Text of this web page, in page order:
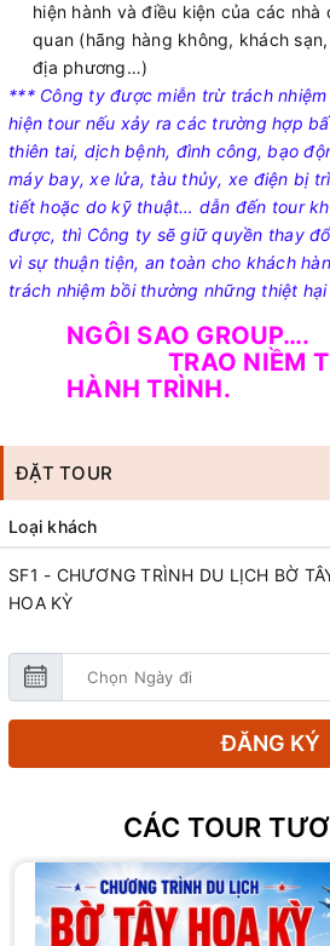
hiện hành và điều kiện của các
quan (hãng hàng không, khách
địa phương…)
*** Công ty được miễn trừ trách
hiện tour nếu xảy ra các trường hợp
thiên tai, dịch bệnh, đình công, bạo
máy bay, xe lửa, tàu thủy, xe điện bị
tiết hoặc do kỹ thuật… dẫn đến tour
được, thì Công ty sẽ giữ quyền thay
vì sự thuận tiện, an toàn cho khách
trách nhiệm bồi thường những thiệt
NGÔI SAO GROUP….
TRAO NIỀM
HÀNH TRÌNH.
ĐẶT TOUR
Loại khách
SF1 - CHƯƠNG TRÌNH DU LỊCH BỜ
HOA KỲ
ĐĂNG KÝ
CÁC TOUR